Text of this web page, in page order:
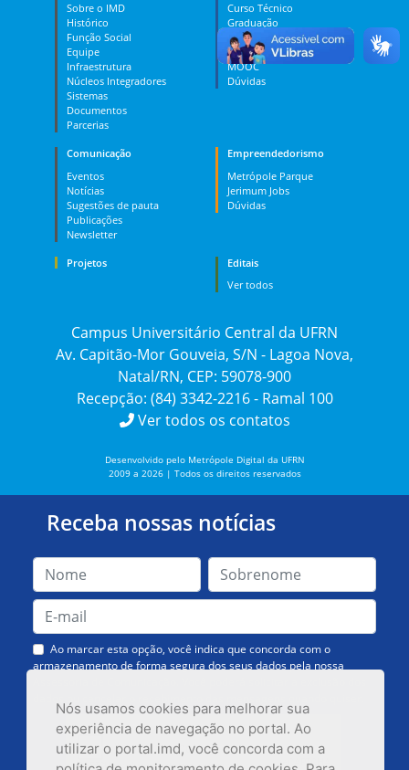
Nós usamos cookies para melhorar sua
experiência de navegação no portal. Ao
utilizar o portal.imd, você concorda com a
Sobre o IMD
Histórico
Função Social
Equipe
Infraestrutura
Núcleos Integradores
Sistemas
Documentos
Parcerias
Curso Técnico
Graduação
Pós-graduação
PES
MOOC
Dúvidas
Comunicação
Eventos
Notícias
Sugestões de pauta
Publicações
Newsletter
Empreendedorismo
Metrópole Parque
Jerimum Jobs
Dúvidas
Projetos
Editais
Ver todos
Campus Universitário Central da UFRN
Av. Capitão-Mor Gouveia, S/N - Lagoa Nova,
Natal/RN, CEP: 59078-900
Recepção: (84) 3342-2216 - Ramal 100
Ver todos os contatos
Desenvolvido pelo Metrópole Digital da UFRN
2009 a 2026 | Todos os direitos reservados
Receba nossas notícias
Ao marcar esta opção, você indica que concorda com o
armazenamento de forma segura dos seus dados pela nossa